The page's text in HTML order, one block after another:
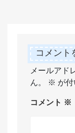
コメント
メールアド
ん。
※ が
コメント ※